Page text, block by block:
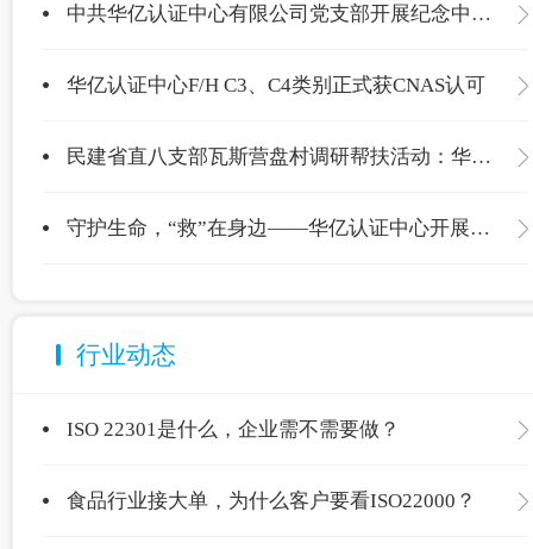
中共华亿认证中心有限公司党支部开展纪念中国共产党成立105周年主题党日活动
华亿认证中心F/H C3、C4类别正式获CNAS认可
民建省直八支部瓦斯营盘村调研帮扶活动：华亿认证中心爱心捐赠温暖校园
守护生命，“救”在身边——华亿认证中心开展应急救护专项培训
行业动态
ISO 22301是什么，企业需不需要做？
食品行业接大单，为什么客户要看ISO22000？